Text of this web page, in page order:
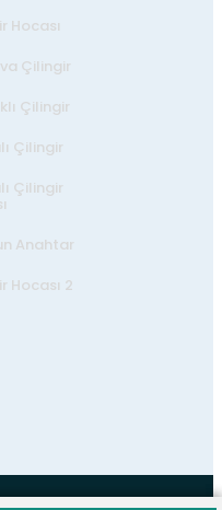
Hocası
Çilingir
Çilingir
Çilingir
Çilingir
Anahtar
Hocası 2